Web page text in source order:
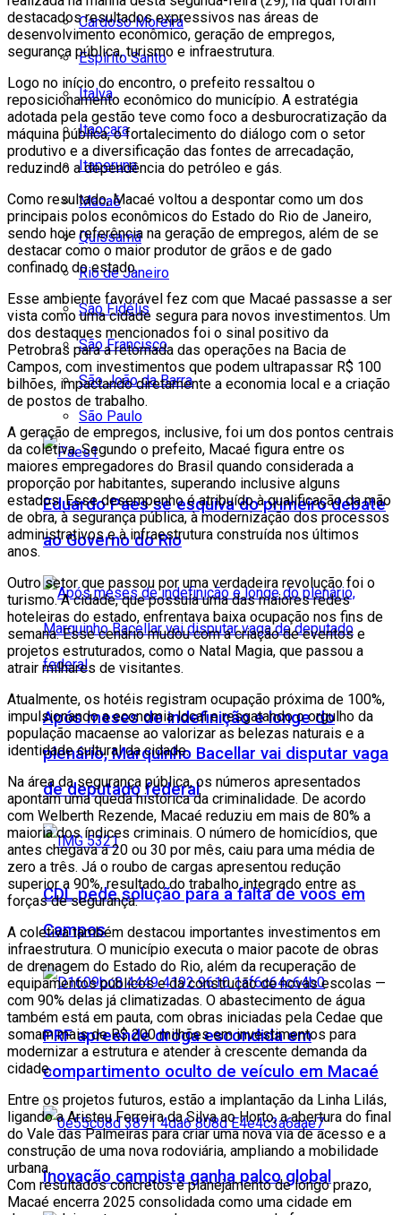
Cardoso Moreira
Espírito Santo
Italva
Itaocara
Itaperuna
Macaé
Quissamã
Rio de Janeiro
São Fidélis
São Francisco
São João da Barra
São Paulo
Eduardo Paes se esquiva do primeiro debate
ao Governo do Rio
Após meses de indefinição e longe do
plenário, Marquinho Bacellar vai disputar vaga
de deputado federal
CDL pede solução para a falta de voos em
Campos
PRF apreende droga escondida em
compartimento oculto de veículo em Macaé
Inovação campista ganha palco global
destacados resultados expressivos nas áreas de
desenvolvimento econômico, geração de empregos,
segurança pública, turismo e infraestrutura.
Logo no início do encontro, o prefeito ressaltou o
reposicionamento econômico do município. A estratégia
adotada pela gestão teve como foco a desburocratização da
máquina pública, o fortalecimento do diálogo com o setor
produtivo e a diversificação das fontes de arrecadação,
reduzindo a dependência do petróleo e gás.
Como resultado, Macaé voltou a despontar como um dos
principais polos econômicos do Estado do Rio de Janeiro,
sendo hoje referência na geração de empregos, além de se
destacar como o maior produtor de grãos e de gado
confinado do estado.
Esse ambiente favorável fez com que Macaé passasse a ser
vista como uma cidade segura para novos investimentos. Um
dos destaques mencionados foi o sinal positivo da
Petrobras para a retomada das operações na Bacia de
Campos, com investimentos que podem ultrapassar R$ 100
bilhões, impactando diretamente a economia local e a criação
de postos de trabalho.
A geração de empregos, inclusive, foi um dos pontos centrais
da coletiva. Segundo o prefeito, Macaé figura entre os
maiores empregadores do Brasil quando considerada a
proporção por habitantes, superando inclusive alguns
estados. Esse desempenho é atribuído à qualificação da mão
de obra, à segurança pública, à modernização dos processos
administrativos e à infraestrutura construída nos últimos
anos.
Outro setor que passou por uma verdadeira revolução foi o
turismo. A cidade, que possuía uma das maiores redes
hoteleiras do estado, enfrentava baixa ocupação nos fins de
semana. Esse cenário mudou com a criação de eventos e
projetos estruturados, como o Natal Magia, que passou a
atrair milhares de visitantes.
Atualmente, os hotéis registram ocupação próxima de 100%,
impulsionando a economia local e resgatando o orgulho da
população macaense ao valorizar as belezas naturais e a
identidade cultural da cidade.
Na área da segurança pública, os números apresentados
apontam uma queda histórica da criminalidade. De acordo
com Welberth Rezende, Macaé reduziu em mais de 80% a
maioria dos índices criminais. O número de homicídios, que
antes chegava a 20 ou 30 por mês, caiu para uma média de
zero a três. Já o roubo de cargas apresentou redução
superior a 90%, resultado do trabalho integrado entre as
forças de segurança.
A coletiva também destacou importantes investimentos em
infraestrutura. O município executa o maior pacote de obras
de drenagem do Estado do Rio, além da recuperação de
equipamentos públicos e da construção de novas escolas —
com 90% delas já climatizadas. O abastecimento de água
também está em pauta, com obras iniciadas pela Cedae que
somam mais de R$ 200 milhões em investimentos para
modernizar a estrutura e atender à crescente demanda da
cidade.
Entre os projetos futuros, estão a implantação da Linha Lilás,
ligando a Aristeu Ferreira da Silva ao Horto, a abertura do final
do Vale das Palmeiras para criar uma nova via de acesso e a
construção de uma nova rodoviária, ampliando a mobilidade
urbana.
Com resultados concretos e planejamento de longo prazo,
Macaé encerra 2025 consolidada como uma cidade em